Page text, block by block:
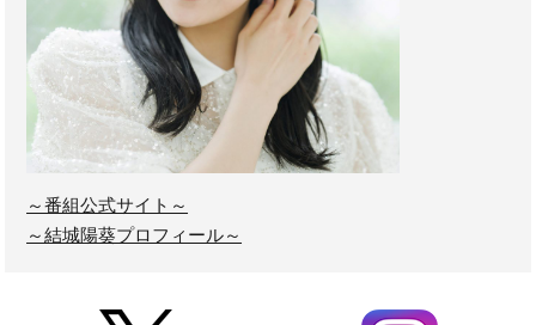
～番組公式サイト～
～結城陽葵プロフィール～